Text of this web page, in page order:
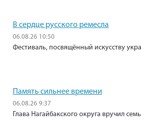
В сердце русского ремесла
06.08.26 10:50
Фестиваль, посвящённый искусству
Память сильнее времени
06.08.26 9:37
Глава Нагайбакского округа вручил